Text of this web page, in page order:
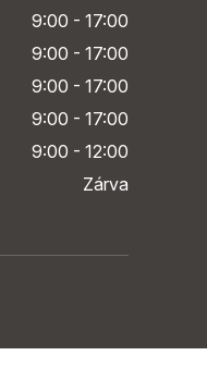
9:00 - 17:00
9:00 - 17:00
9:00 - 17:00
9:00 - 17:00
9:00 - 12:00
Zárva